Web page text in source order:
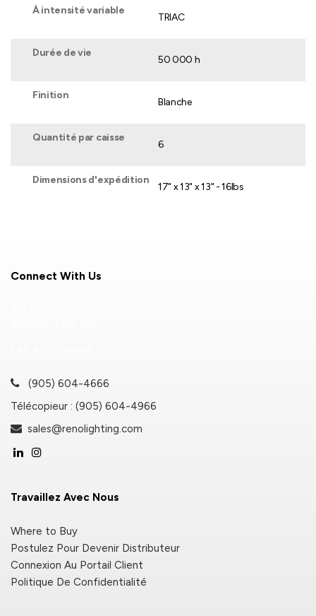
À intensité variable
TRIAC
Durée de vie
50 000 h
Finition
Blanche
Quantité par caisse
6
Dimensions d'expédition
17" x 13" x 13" - 16lbs
Connect With Us
(905) 604-4666
Télécopieur : (905) 604-4966
sales@renolighting.com
Travaillez Avec Nous
Where to Buy
Postulez Pour Devenir Distributeur
Connexion Au Portail Client
Politique De Confidentialité